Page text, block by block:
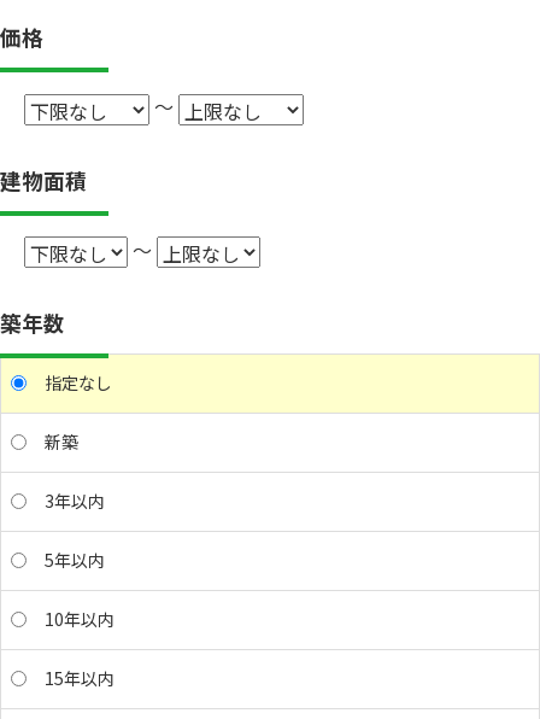
価格
～
建物面積
～
築年数
指定なし
新築
3年以内
5年以内
10年以内
15年以内